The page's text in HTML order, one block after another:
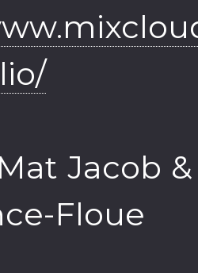
Jacob
Floue